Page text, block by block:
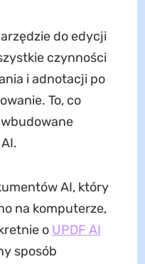
do edycji
czynności
i adnotacji po
To, co
AI, który
na komputerze,
o UPDF AI
sposób